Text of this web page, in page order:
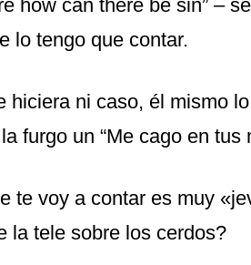
how can there be sin” –
lo tengo que contar.
hiciera ni caso, él mismo
furgo un “Me cago en tus
te voy a contar es muy
la tele sobre los cerdos?